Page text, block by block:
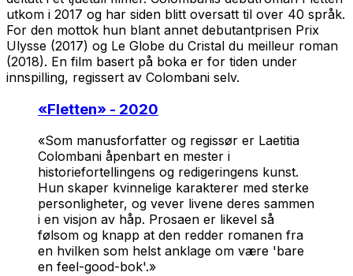
utkom i 2017 og har siden blitt oversatt til over 40 språk.
For den mottok hun blant annet debutantprisen Prix
Ulysse (2017) og Le Globe du Cristal du meilleur roman
(2018). En film basert på boka er for tiden under
innspilling, regissert av Colombani selv.
«Fletten» - 2020
«Som manusforfatter og regissør er Laetitia
Colombani åpenbart en mester i
historiefortellingens og redigeringens kunst.
Hun skaper kvinnelige karakterer med sterke
personligheter, og vever livene deres sammen
i en visjon av håp. Prosaen er likevel så
følsom og knapp at den redder romanen fra
en hvilken som helst anklage om være 'bare
en feel-good-bok'.»